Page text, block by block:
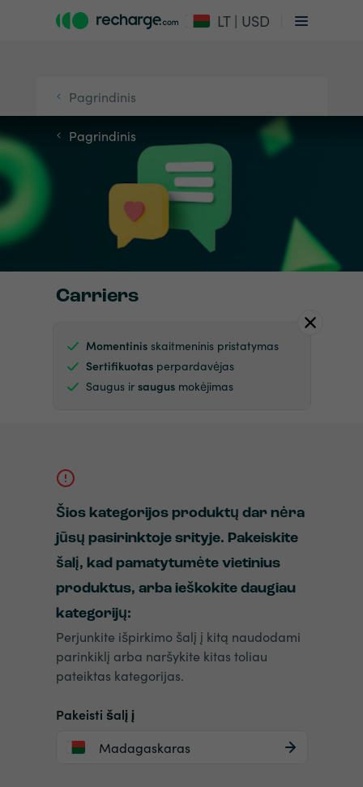
LT | USD
Pagrindinis
Pagrindinis
Carriers
Momentinisskaitmeninis pristatymas
Sertifikuotasperpardavėjas
Saugus ir saugusmokėjimas
Šios kategorijos produktų dar nėra
jūsų pasirinktoje srityje. Pakeiskite
šalį, kad pamatytumėte vietinius
produktus, arba ieškokite daugiau
kategorijų:
Perjunkite išpirkimo šalį į kitą naudodami
parinkiklį arba naršykite kitas toliau
pateiktas kategorijas.
Pakeisti šalį į
Madagaskaras